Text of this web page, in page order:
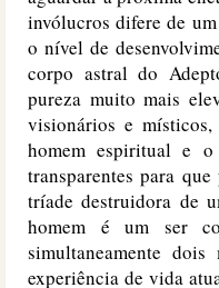
invólucros difere de
o nível de
corpo astral do
pureza muito mais
visionários e
homem espiritual e o
transparentes para
tríade destruidora de
homem é um ser
simultaneamente
experiência de vida